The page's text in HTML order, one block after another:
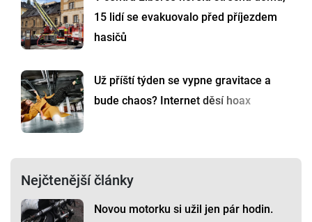
15 lidí se evakuovalo před příjezdem
hasičů
Už příští týden se vypne gravitace a
bude chaos? Internet děsí hoax
Nejčtenější články
Novou motorku si užil jen pár hodin.